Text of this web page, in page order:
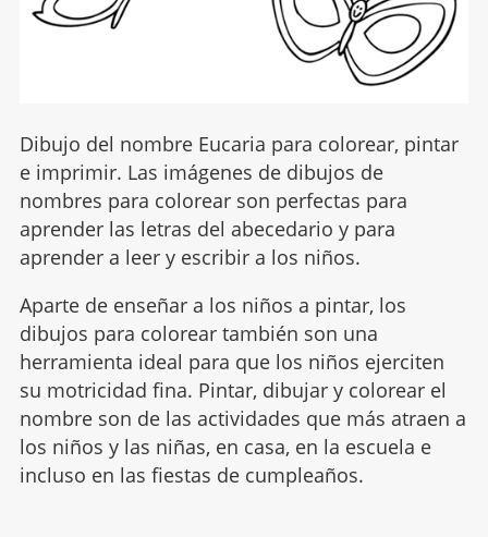
Dibujo del nombre Eucaria para colorear, pintar
e imprimir. Las imágenes de dibujos de
nombres para colorear son perfectas para
aprender las letras del abecedario y para
aprender a leer y escribir a los niños.
Aparte de enseñar a los niños a pintar, los
dibujos para colorear también son una
herramienta ideal para que los niños ejerciten
su motricidad fina. Pintar, dibujar y colorear el
nombre son de las actividades que más atraen a
los niños y las niñas, en casa, en la escuela e
incluso en las fiestas de cumpleaños.